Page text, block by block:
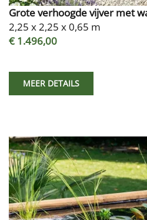
Grote verhoogde vijver met
2,25 x 2,25 x 0,65 m
€ 1.496,00
MEER DETAILS